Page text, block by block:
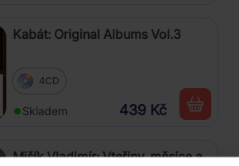
Kabát: Original Albums Vol.3
4CD
Skladem 439 Kč
Mišík Vladimír: Vteřiny, měsíce a